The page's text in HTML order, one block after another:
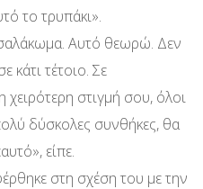
το τρυπάκι».
Αυτό θεωρώ. Δεν
κάτι τέτοιο. Σε
στιγμή σου, όλοι
δύσκολες συνθήκες, θα
είπε.
στη σχέση του με την